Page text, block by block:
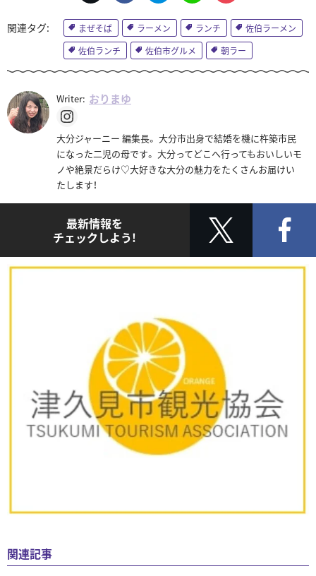
まぜそば ラーメン ランチ
佐伯ラーメン
佐伯ランチ
佐伯市グルメ 朝ラー
Writer: おりまゆ
大分ジャーニー 編集長。 大分市出身で結婚を機に杵築市民
になった二児の母です。 大分ってどこへ行ってもおいしいモ
ノや絶景だらけ♡大好きな大分の魅力をたくさんお届けい
たします！
最新情報を
チェックしよう!
関連記事